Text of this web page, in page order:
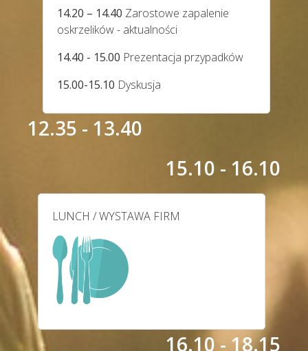
14.20 – 14.40 Zarostowe zapalenie
oskrzelików - aktualności
14.40 - 15.00 Prezentacja przypadków
15.00-15.10 Dyskusja
12.35 - 13.40
15.10 - 16.10
LUNCH / WYSTAWA FIRM
16.10 - 18.15